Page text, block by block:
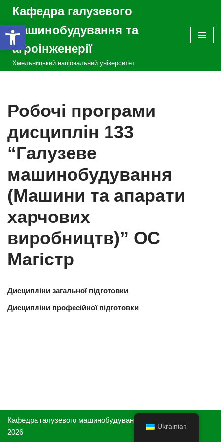
Відкрити Панель інструментів
Перейти
до
вмісту
Кафедра галузевого
машинобудування та
агроінженерії
Хмельницький національний університет
Робочі програми
дисциплін 133
“Галузеве
машинобудування
(Машини та апарати
харчових
виробництв)” ОС
Магістр
Дисципліни загальної підготовки
Дисципліни професійної підготовки
Кафедра галузевого машинобудування та агроінженерії,
2026
Ukrainian